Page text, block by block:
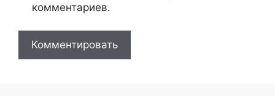
комментариев.